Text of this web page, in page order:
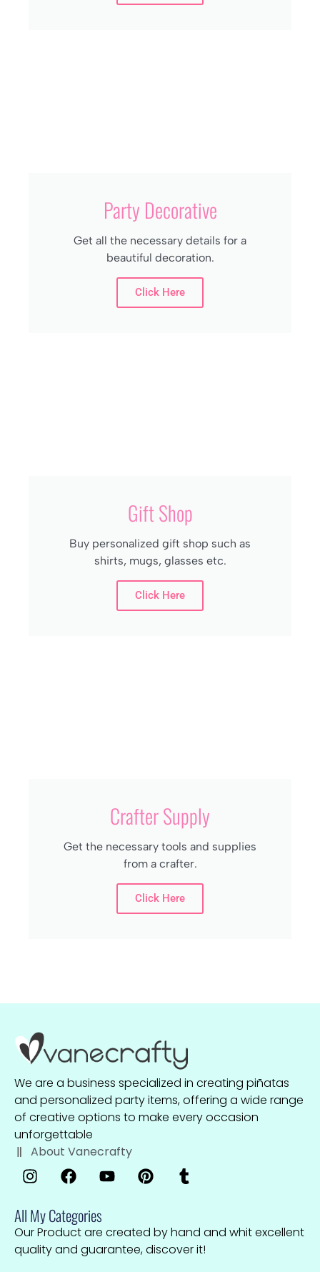
Party Decorative
Get all the necessary details for a
beautiful decoration.
Click Here
Gift Shop
Buy personalized gift shop such as
shirts, mugs, glasses etc.
Click Here
Crafter Supply
Get the necessary tools and supplies
from a crafter.
Click Here
We are a business specialized in creating piñatas
and personalized party items, offering a wide range
of creative options to make every occasion
unforgettable
About Vanecrafty
All My Categories
Our Product are created by hand and whit excellent
quality and guarantee, discover it!